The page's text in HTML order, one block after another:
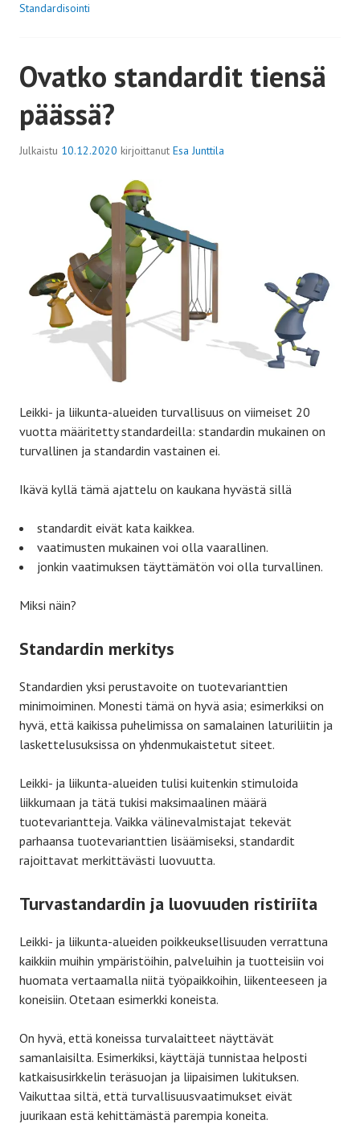
Standardisointi
Ovatko standardit tiensä
päässä?
Julkaistu 10.12.2020 kirjoittanut Esa Junttila
Leikki- ja liikunta-alueiden turvallisuus on viimeiset 20
vuotta määritetty standardeilla: standardin mukainen on
turvallinen ja standardin vastainen ei.
Ikävä kyllä tämä ajattelu on kaukana hyvästä sillä
standardit eivät kata kaikkea.
vaatimusten mukainen voi olla vaarallinen.
jonkin vaatimuksen täyttämätön voi olla turvallinen.
Miksi näin?
Standardin merkitys
Standardien yksi perustavoite on tuotevarianttien
minimoiminen. Monesti tämä on hyvä asia; esimerkiksi on
hyvä, että kaikissa puhelimissa on samalainen laturiliitin ja
laskettelusuksissa on yhdenmukaistetut siteet.
Leikki- ja liikunta-alueiden tulisi kuitenkin stimuloida
liikkumaan ja tätä tukisi maksimaalinen määrä
tuotevariantteja. Vaikka välinevalmistajat tekevät
parhaansa tuotevarianttien lisäämiseksi, standardit
rajoittavat merkittävästi luovuutta.
Turvastandardin ja luovuuden ristiriita
Leikki- ja liikunta-alueiden poikkeuksellisuuden verrattuna
kaikkiin muihin ympäristöihin, palveluihin ja tuotteisiin voi
huomata vertaamalla niitä työpaikkoihin, liikenteeseen ja
koneisiin. Otetaan esimerkki koneista.
On hyvä, että koneissa turvalaitteet näyttävät
samanlaisilta. Esimerkiksi, käyttäjä tunnistaa helposti
katkaisusirkkelin teräsuojan ja liipaisimen lukituksen.
Vaikuttaa siltä, että turvallisuusvaatimukset eivät
juurikaan estä kehittämästä parempia koneita.